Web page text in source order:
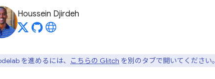
Houssein Djirdeh
を進めるには、 こちらの Glitch を別のタブで開いてください。